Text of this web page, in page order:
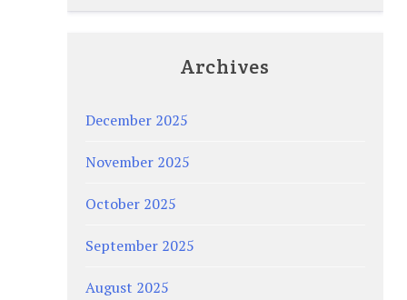
Archives
December 2025
November 2025
October 2025
September 2025
August 2025